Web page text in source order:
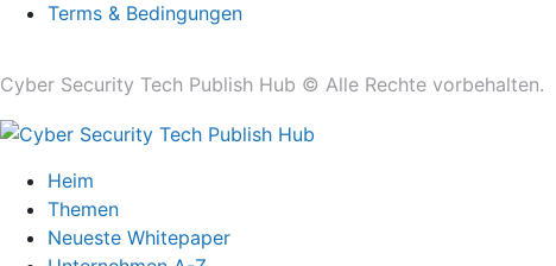
Terms & Bedingungen
Cyber ​​Security Tech Publish Hub © Alle Rechte vorbehalten.
Heim
Themen
Neueste Whitepaper